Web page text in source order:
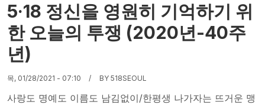
5·18 정신을 영원히 기억하기 위
한 오늘의 투쟁 (2020년-40주
년)
목, 01/28/2021 - 07:10 BY 518SEOUL
사랑도 명예도 이름도 남김없이/한평생 나가자는 뜨거운 맹